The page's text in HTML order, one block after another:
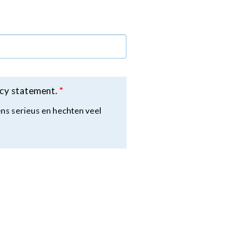
statement.*
serieus en hechten veel